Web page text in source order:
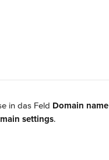
in das Feld Domain name
settings.